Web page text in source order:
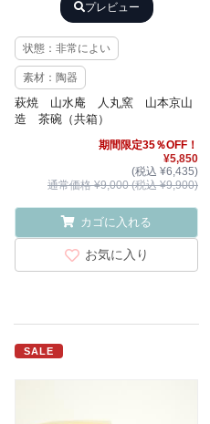
プレビュー
状態：非常によい
素材：陶器
萩焼 山水庵 人丸窯 山本京山
造 茶碗（共箱）
期間限定35％OFF！
¥5,850
(税込 ¥6,435)
通常価格 ¥9,000 (税込 ¥9,900)
カゴに入れる
お気に入り
SALE